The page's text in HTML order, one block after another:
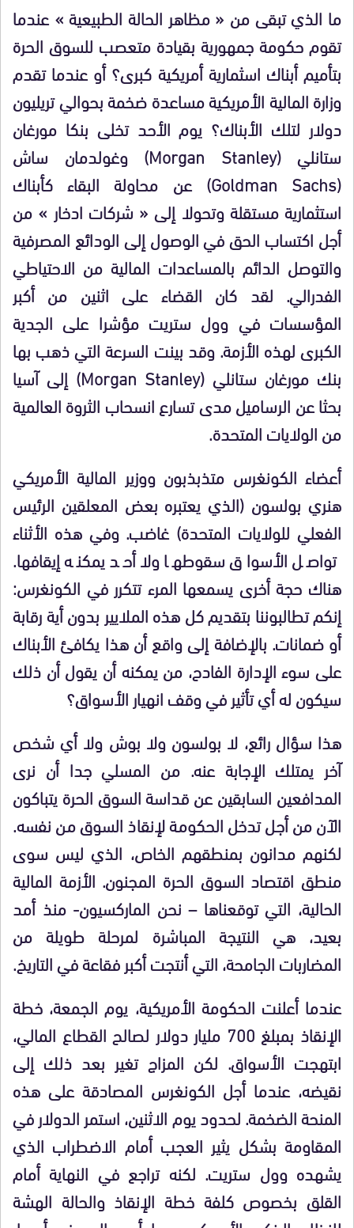
ما الذي تبقى من « مظاهر الحالة الطبيعية » عندما
تقوم حكومة جمهورية بقيادة متعصب للسوق الحرة
بتأميم أبناك اسثمارية أمريكية كبرى؟ أو عندما تقدم
وزارة المالية الأمريكية مساعدة ضخمة بحوالي تريليون
دولار لتلك الأبناك؟ يوم الأحد تخلى بنكا مورغان
ستانلي (Morgan Stanley) وغولدمان ساش
(Goldman Sachs) عن محاولة البقاء كأبناك
استثمارية مستقلة وتحولا إلى « شركات ادخار » من
أجل اكتساب الحق في الوصول إلى الودائع المصرفية
والتوصل الدائم بالمساعدات المالية من الاحتياطي
الفدرالي. لقد كان القضاء على اثنين من أكبر
المؤسسات في وول ستريت مؤشرا على الجدية
الكبرى لهذه الأزمة. وقد بينت السرعة التي ذهب بها
بنك مورغان ستانلي (Morgan Stanley) إلى آسيا
بحثا عن الرساميل مدى تسارع انسحاب الثروة العالمية
من الولايات المتحدة.
أعضاء الكونغرس متذبذبون ووزير المالية الأمريكي
هنري بولسون (الذي يعتبره بعض المعلقين الرئيس
الفعلي للولايات المتحدة) غاضب. وفي هذه الأثناء
تواصل الأسواق سقوطها ولا أحد يمكنه إيقافها.
هناك حجة أخرى يسمعها المرء تتكرر في الكونغرس:
إنكم تطالبوننا بتقديم كل هذه الملايير بدون أية رقابة
أو ضمانات. بالإضافة إلى واقع أن هذا يكافئ الأبناك
على سوء الإدارة الفادح، من يمكنه أن يقول أن ذلك
سيكون له أي تأثير في وقف انهيار الأسواق؟
هذا سؤال رائع، لا بولسون ولا بوش ولا أي شخص
آخر يمتلك الإجابة عنه. من المسلي جدا أن نرى
المدافعين السابقين عن قداسة السوق الحرة يتباكون
الآن من أجل تدخل الحكومة لإنقاذ السوق من نفسه.
لكنهم مدانون بمنطقهم الخاص، الذي ليس سوى
منطق اقتصاد السوق الحرة المجنون. الأزمة المالية
الحالية، التي توقعناها – نحن الماركسيون- منذ أمد
بعيد، هي النتيجة المباشرة لمرحلة طويلة من
المضاربات الجامحة، التي أنتجت أكبر فقاعة في التاريخ.
عندما أعلنت الحكومة الأمريكية، يوم الجمعة، خطة
الإنقاذ بمبلغ 700 مليار دولار لصالح القطاع المالي،
ابتهجت الأسواق. لكن المزاج تغير بعد ذلك إلى
نقيضه، عندما أجل الكونغرس المصادقة على هذه
المنحة الضخمة. لحدود يوم الاثنين، استمر الدولار في
المقاومة بشكل يثير العجب أمام الاضطراب الذي
يشهده وول ستريت. لكنه تراجع في النهاية أمام
القلق بخصوص كلفة خطة الإنقاذ والحالة الهشة